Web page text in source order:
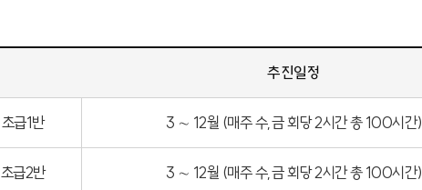
추진일정
초급1반 3 ∼ 12월 (매주 수,금 회당 2시간 총 100시간)
초급2반 3 ∼ 12월 (매주 수,금 회당 2시간 총 100시간)